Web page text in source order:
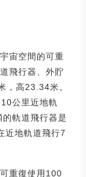
宙空間的可重
飛行器、外貯
，高23.34米。
公里近地軌
軌道飛行器是
近地軌道飛行7
重復使用100